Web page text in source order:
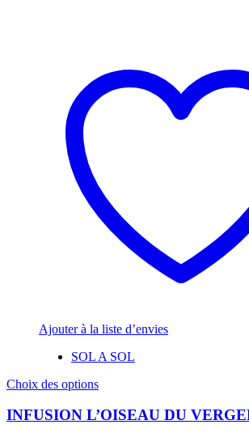
Ajouter à la liste d’envies
SOL A SOL
Choix des optionsCe
a
INFUSION L’OISEAU DU